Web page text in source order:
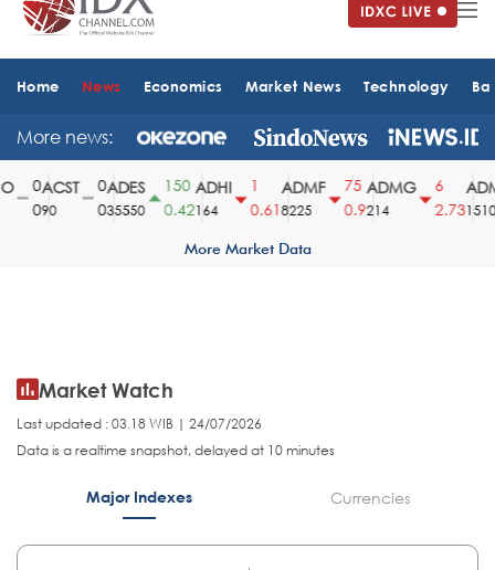
Home News Economics Market News Technology
More news:
ACST
90
0
ADES
35550
150
0.42
ADHI
164
0.61
ADMF
8225
0.9
ADMG
214
2.73
ADMR
1510
More Market Data
Market Watch
Last updated : 03.18 WIB | 24/07/2026
Data is a realtime snapshot, delayed at 10 minutes
Major Indexes Currencies